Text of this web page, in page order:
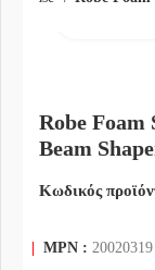
Robe
Beam
Κωδικός
MPN : 20020319